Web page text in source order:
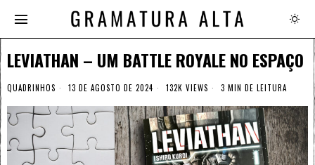
LEVIATHAN – UM BATTLE ROYALE NO ESPAÇO
QUADRINHOS 13 DE AGOSTO DE 2024 132K VIEWS 3 MIN DE LEITURA